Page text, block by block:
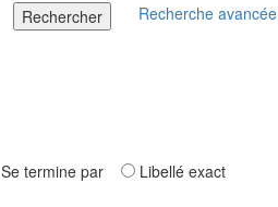
Rechercher Recherche avancée
Se termine par Libellé exact